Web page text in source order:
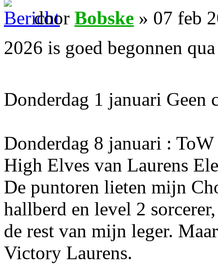
door Bobske » 07 feb
2026 is goed begonnen
Donderdag 1 januari Geen
Donderdag 8 januari :
High Elves van Laurens
De puntoren lieten mijn
hallberd en level 2
de rest van mijn leger.
Victory Laurens.